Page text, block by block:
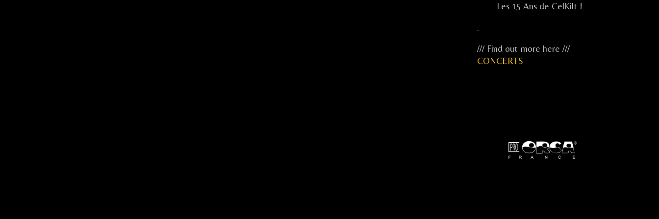
Les 15 Ans de CelKilt !
.
/// Find out more here ///
CONCERTS